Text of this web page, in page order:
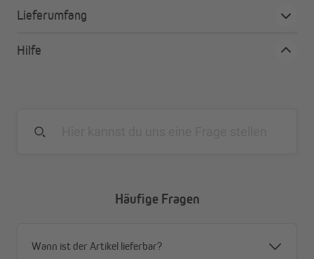
Privatsphäre mit Durchblick – tagsüber von außen
Lieferumfang
Hilfe
Häufige Fragen
Wann ist der Artikel lieferbar?